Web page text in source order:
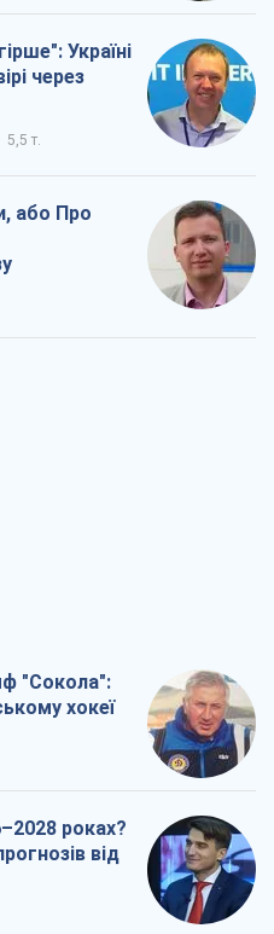
Україні
через
5,5 т.
або Про
"Сокола":
хокеї
роках?
від